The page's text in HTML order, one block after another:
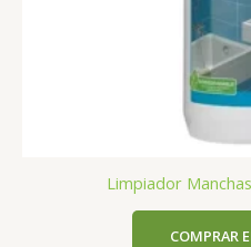
Limpiador
COMPRAR